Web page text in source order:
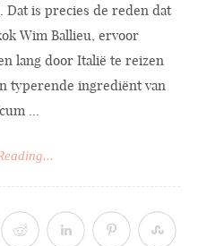
Dat is precies de reden dat
Wim Ballieu, ervoor
lang door Italië te reizen
typerende ingrediënt van
...